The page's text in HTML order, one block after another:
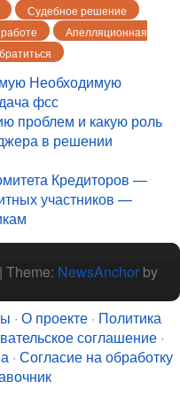
Судебное решение
Апелляционная
Необходимую
фсс
проблем и какую роль
в решении
Кредиторов —
участников —
| Theme: NewsAnchor by
· О проекте· Политика
соглашение·
· Согласие на обработку